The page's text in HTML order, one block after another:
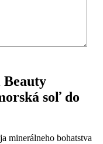
soľ do
minerálneho bohatstva